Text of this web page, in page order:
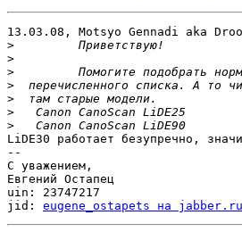
13.03.08, Motsyo Gennadi aka
>
>
>
>
>
>
>
LiDE30 работает безупречно,
--
С уважением,
Евгений Остапец
uin: 23747217
jid: eugene_ostapets на jabber.ru